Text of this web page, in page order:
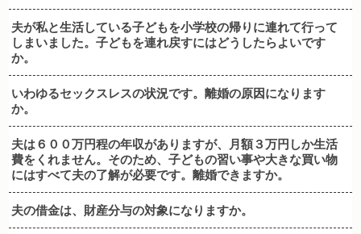
夫が私と生活している子どもを小学校の帰りに連れて行って
しまいました。子どもを連れ戻すにはどうしたらよいです
か。
いわゆるセックスレスの状況です。離婚の原因になります
か。
夫は６００万円程の年収がありますが、月額３万円しか生活
費をくれません。そのため、子どもの習い事や大きな買い物
にはすべて夫の了解が必要です。離婚できますか。
夫の借金は、財産分与の対象になりますか。